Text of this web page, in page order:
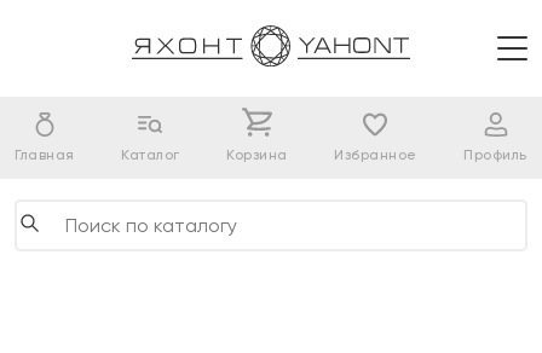
Главная Каталог Корзина Избранное Профиль